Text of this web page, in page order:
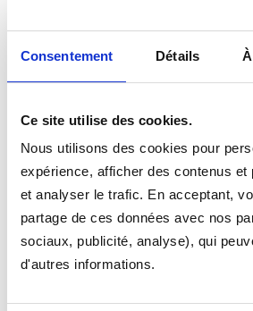
Consentement Détails
Ce site utilise des cookies.
Nous utilisons des cookies pour
expérience, afficher des contenus et
et analyser le trafic. En acceptant,
partage de ces données avec nos
sociaux, publicité, analyse), qui
d'autres informations.
le plancher de votre #MARQUE# et
trouverons une solution.
pour votre ASTON MARTIN, nous
disposition au 0366194480 toute
pour vous aider à passer votre
d'hésitation appellez nous nous
dans la selection de votre modèle.